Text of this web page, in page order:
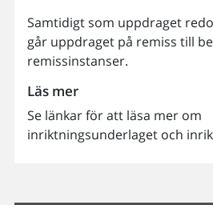
Samtidigt som uppdraget
går uppdraget på remiss till
remissinstanser.
Läs mer
Se länkar för att läsa mer om
inriktningsunderlaget och